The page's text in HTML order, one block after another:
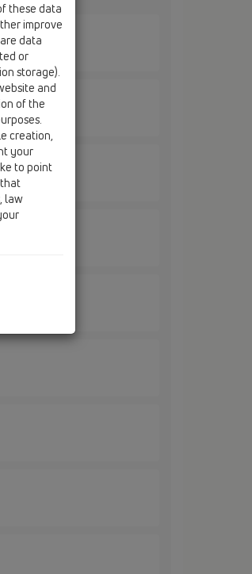
these data
improve
data
or
storage).
and
of the
creation,
your
to point
law